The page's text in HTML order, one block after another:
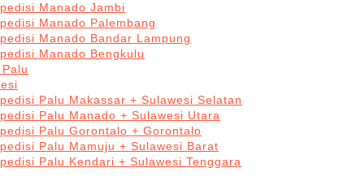
Manado Jambi
Manado Palembang
Manado Bandar Lampung
Manado Bengkulu
Palu Makassar + Sulawesi Selatan
Palu Manado + Sulawesi Utara
Palu Gorontalo + Gorontalo
Palu Mamuju + Sulawesi Barat
Palu Kendari + Sulawesi Tenggara